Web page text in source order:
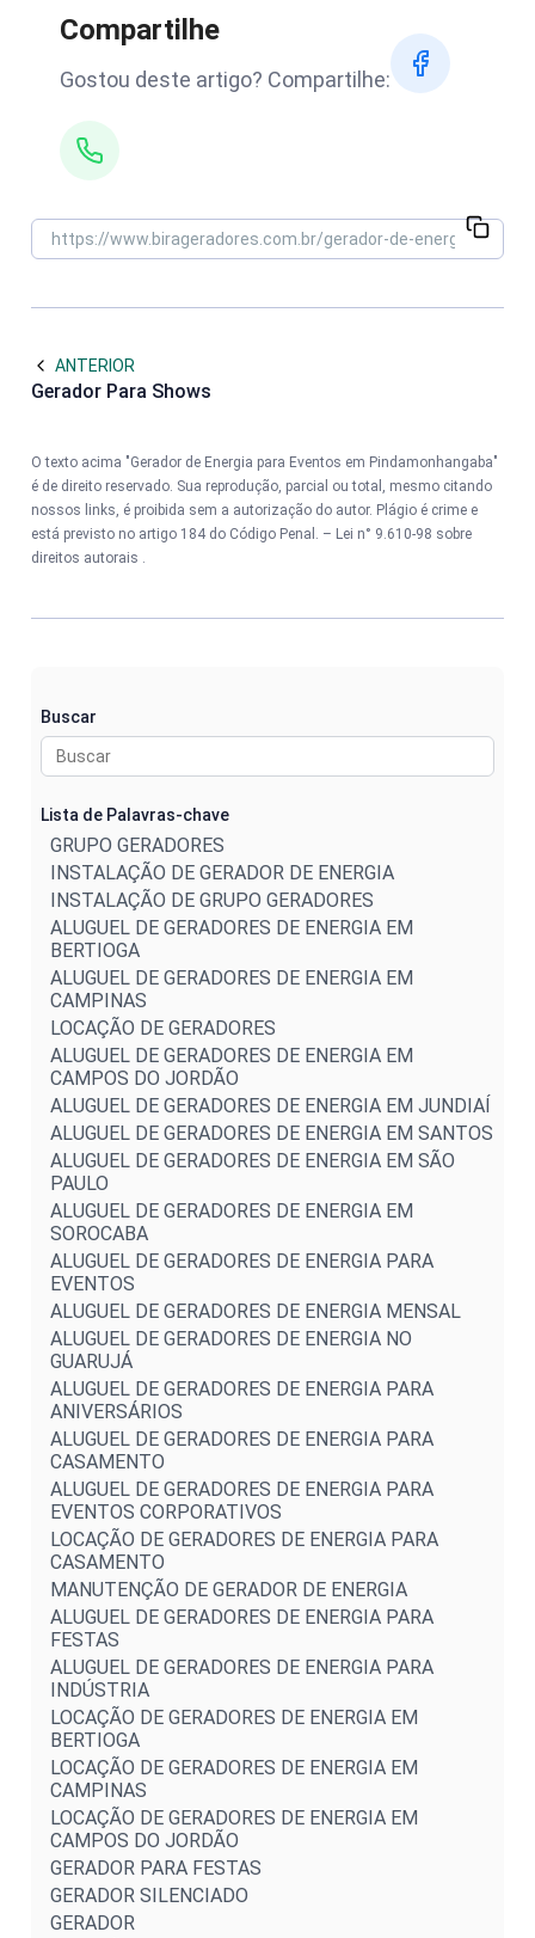
Compartilhe
Gostou deste artigo? Compartilhe:
ANTERIOR
Gerador Para Shows
O texto acima "Gerador de Energia para Eventos em Pindamonhangaba"
é de direito reservado. Sua reprodução, parcial ou total, mesmo citando
nossos links, é proibida sem a autorização do autor. Plágio é crime e
está previsto no artigo 184 do Código Penal. – Lei n° 9.610-98 sobre
direitos autorais .
Buscar
Lista de Palavras-chave
GRUPO GERADORES
INSTALAÇÃO DE GERADOR DE ENERGIA
INSTALAÇÃO DE GRUPO GERADORES
ALUGUEL DE GERADORES DE ENERGIA EM
BERTIOGA
ALUGUEL DE GERADORES DE ENERGIA EM
CAMPINAS
LOCAÇÃO DE GERADORES
ALUGUEL DE GERADORES DE ENERGIA EM
CAMPOS DO JORDÃO
ALUGUEL DE GERADORES DE ENERGIA EM JUNDIAÍ
ALUGUEL DE GERADORES DE ENERGIA EM SANTOS
ALUGUEL DE GERADORES DE ENERGIA EM SÃO
PAULO
ALUGUEL DE GERADORES DE ENERGIA EM
SOROCABA
ALUGUEL DE GERADORES DE ENERGIA PARA
EVENTOS
ALUGUEL DE GERADORES DE ENERGIA MENSAL
ALUGUEL DE GERADORES DE ENERGIA NO
GUARUJÁ
ALUGUEL DE GERADORES DE ENERGIA PARA
ANIVERSÁRIOS
ALUGUEL DE GERADORES DE ENERGIA PARA
CASAMENTO
ALUGUEL DE GERADORES DE ENERGIA PARA
EVENTOS CORPORATIVOS
LOCAÇÃO DE GERADORES DE ENERGIA PARA
CASAMENTO
MANUTENÇÃO DE GERADOR DE ENERGIA
ALUGUEL DE GERADORES DE ENERGIA PARA
FESTAS
ALUGUEL DE GERADORES DE ENERGIA PARA
INDÚSTRIA
LOCAÇÃO DE GERADORES DE ENERGIA EM
BERTIOGA
LOCAÇÃO DE GERADORES DE ENERGIA EM
CAMPINAS
LOCAÇÃO DE GERADORES DE ENERGIA EM
CAMPOS DO JORDÃO
GERADOR PARA FESTAS
GERADOR SILENCIADO
GERADOR